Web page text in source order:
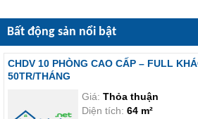
Bất động sản nổi bật
CHDV 10 PHÒNG CAO CẤP – FULL
50TR/THÁNG
Giá: Thỏa thuận
Diện tích: 64 m²